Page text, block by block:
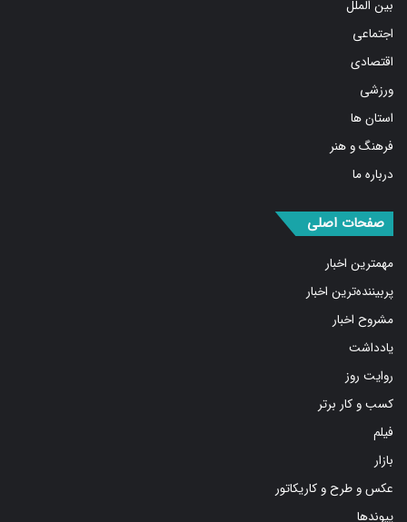
اجتماعی
اقتصادی
ورزشی
استان ها
فرهنگ و هنر
درباره ما
مهمترین اخبار
پربیننده‌ترین اخبار
مشروح اخبار
یادداشت
روایت روز
کسب و کار برتر
فیلم
بازار
عکس و طرح و کاریکاتور
پیوندها